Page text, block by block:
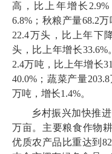
高，比上年增长 2.9
6.8%；秋粮产量68.2万
22.4万头，比上年下
头，比上年增长33.6%
2.4万吨，比上年增长31
40.0%；蔬菜产量203.8
万吨，增长1 .4%。
乡村振兴加快推
万亩。主要粮食作物
优质农产品比重达到 82